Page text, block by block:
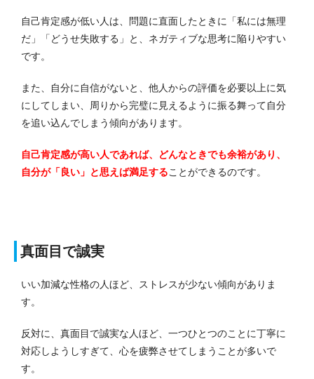
自己肯定感が低い人は、問題に直面したときに「私には無理
だ」「どうせ失敗する」と、ネガティブな思考に陥りやすい
です。
また、自分に自信がないと、他人からの評価を必要以上に気
にしてしまい、周りから完璧に見えるように振る舞って自分
を追い込んでしまう傾向があります。
自己肯定感が高い人であれば、どんなときでも余裕があり、
自分が「良い」と思えば満足することができるのです。
真面目で誠実
いい加減な性格の人ほど、ストレスが少ない傾向がありま
す。
反対に、真面目で誠実な人ほど、一つひとつのことに丁寧に
対応しようしすぎて、心を疲弊させてしまうことが多いで
す。